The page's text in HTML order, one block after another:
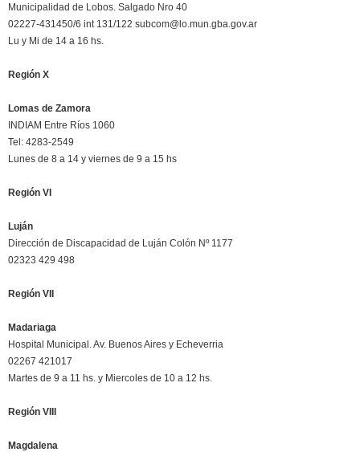
Municipalidad de Lobos. Salgado Nro 40
02227-431450/6 int 131/122 subcom@lo.mun.gba.gov.ar
Lu y Mi de 14 a 16 hs.
Región X
Lomas de Zamora
INDIAM Entre Ríos 1060
Tel: 4283-2549
Lunes de 8 a 14 y viernes de 9 a 15 hs
Región VI
Luján
Dirección de Discapacidad de Luján Colón Nº 1177
02323 429 498
Región VII
Madariaga
Hospital Municipal. Av. Buenos Aires y Echeverria
02267 421017
Martes de 9 a 11 hs. y Miercoles de 10 a 12 hs.
Región VIII
Magdalena